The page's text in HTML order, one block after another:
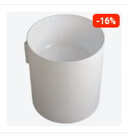
-16%